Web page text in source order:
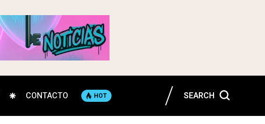
CONTACTO HOT SEARCH